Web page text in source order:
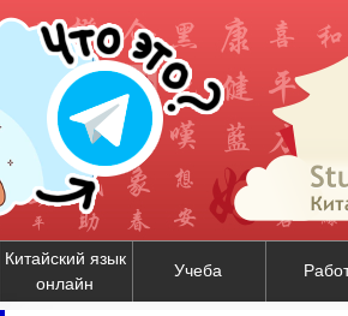
Китайский язык
онлайн
Учеба